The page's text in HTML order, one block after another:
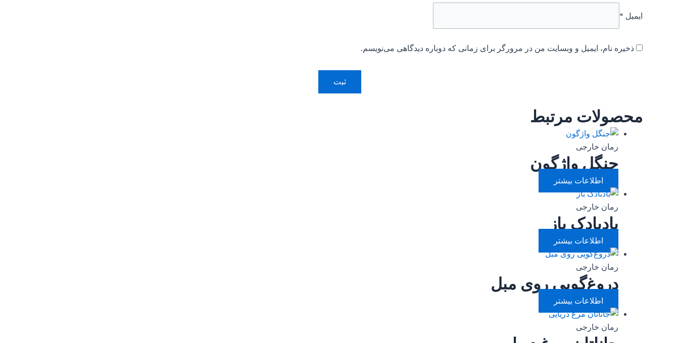
ایمیل *
ذخیره نام، ایمیل و وبسایت من در مرورگر برای زمانی که دوباره دیدگاهی می‌نویسم.
محصولات مرتبط
رمان خارجی
جنگل واژگون
اطلاعات بیشتر
رمان خارجی
بادبادک باز
اطلاعات بیشتر
رمان خارجی
دروغ‌گویی روی مبل
اطلاعات بیشتر
رمان خارجی